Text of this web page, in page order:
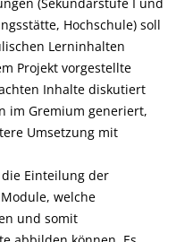
Hochschule) soll
Lerninhalten
Projekt vorgestellte
Inhalte diskutiert
im Gremium generiert,
Umsetzung mit
Einteilung der
welche
und somit